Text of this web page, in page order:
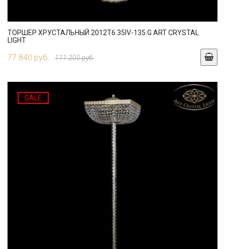
ТОРШЕР ХРУСТАЛЬНЫЙ 2012T6.35IV-135.G ART CRYSTAL
LIGHT
77 840 руб. 111 200 руб.
SALE